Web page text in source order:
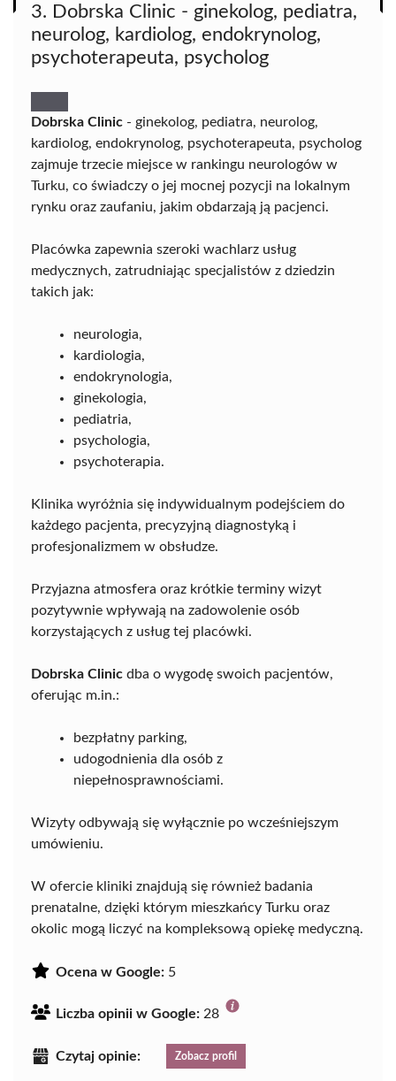
3. Dobrska Clinic - ginekolog, pediatra,
neurolog, kardiolog, endokrynolog,
psychoterapeuta, psycholog
Dobrska Clinic - ginekolog, pediatra, neurolog,
kardiolog, endokrynolog, psychoterapeuta, psycholog
zajmuje trzecie miejsce w rankingu neurologów w
Turku, co świadczy o jej mocnej pozycji na lokalnym
rynku oraz zaufaniu, jakim obdarzają ją pacjenci.
Placówka zapewnia szeroki wachlarz usług
medycznych, zatrudniając specjalistów z dziedzin
takich jak:
neurologia,
kardiologia,
endokrynologia,
ginekologia,
pediatria,
psychologia,
psychoterapia.
Klinika wyróżnia się indywidualnym podejściem do
każdego pacjenta, precyzyjną diagnostyką i
profesjonalizmem w obsłudze.
Przyjazna atmosfera oraz krótkie terminy wizyt
pozytywnie wpływają na zadowolenie osób
korzystających z usług tej placówki.
Dobrska Clinic dba o wygodę swoich pacjentów,
oferując m.in.:
bezpłatny parking,
udogodnienia dla osób z
niepełnosprawnościami.
Wizyty odbywają się wyłącznie po wcześniejszym
umówieniu.
W ofercie kliniki znajdują się również badania
prenatalne, dzięki którym mieszkańcy Turku oraz
okolic mogą liczyć na kompleksową opiekę medyczną.
Ocena w Google: 5
Liczba opinii w Google: 28
Czytaj opinie: Zobacz profil